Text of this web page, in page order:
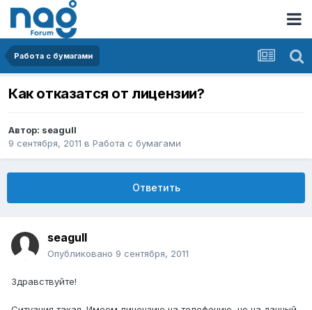
Работа с бумагами
Как отказатся от лицензии?
Автор: seagull
9 сентября, 2011 в Работа с бумагами
Ответить
seagull
Опубликовано 9 сентября, 2011
Здравствуйте!